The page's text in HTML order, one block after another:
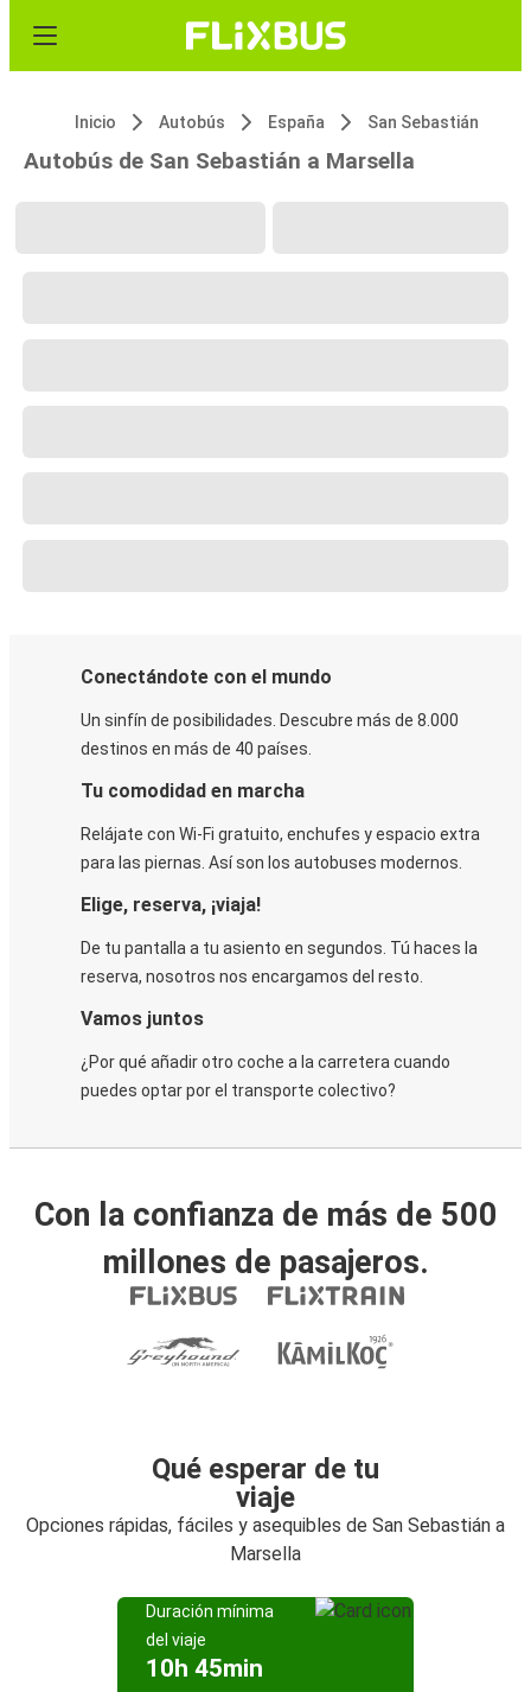
Inicio Autobús España San Sebastián
Autobús de San Sebastián a Marsella
Conectándote con el mundo
Un sinfín de posibilidades. Descubre más de 8.000
destinos en más de 40 países.
Tu comodidad en marcha
Relájate con Wi-Fi gratuito, enchufes y espacio extra
para las piernas. Así son los autobuses modernos.
Elige, reserva, ¡viaja!
De tu pantalla a tu asiento en segundos. Tú haces la
reserva, nosotros nos encargamos del resto.
Vamos juntos
¿Por qué añadir otro coche a la carretera cuando
puedes optar por el transporte colectivo?
Con la confianza de más de 500
millones de pasajeros.
Qué esperar de tu
viaje
Opciones rápidas, fáciles y asequibles de San Sebastián a
Marsella
Duración mínima
del viaje
10h 45min